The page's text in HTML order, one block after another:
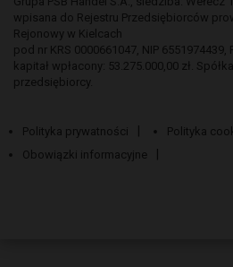
wpisana do Rejestru Przedsiębiorców
Rejonowy w Kielcach
pod nr KRS 0000661047, NIP 6551974439,
kapitał wpłacony: 53.275.000,00 zł.
przedsiębiorcy.
Polityka prywatności
Polityka
Obowiązki informacyjne